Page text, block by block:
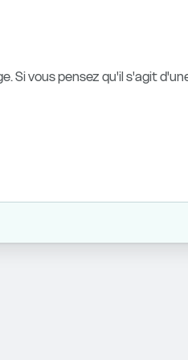
Si vous pensez qu'il s'agit